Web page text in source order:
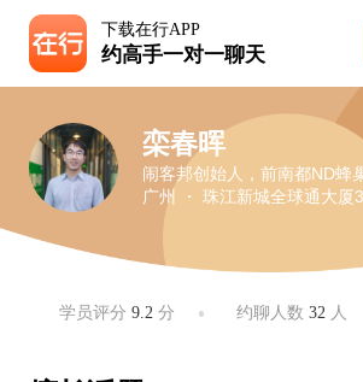
下载在行APP
约高手一对一聊天
栾春晖
闹客邦创始人，前南都ND蜂
广州 ・ 珠江新城全球通大厦
学员评分9.2 分 约聊人数 32 人